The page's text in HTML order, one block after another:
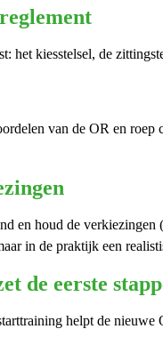
het kiesstelsel, de
van de OR en
en houd de
in de praktijk een
de eerste
helpt de